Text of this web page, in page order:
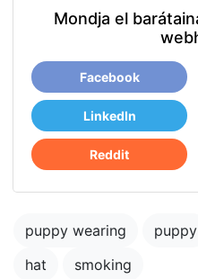
Mondja el
Facebook
LinkedIn
Reddit
puppy wearing puppy
hat
smoking